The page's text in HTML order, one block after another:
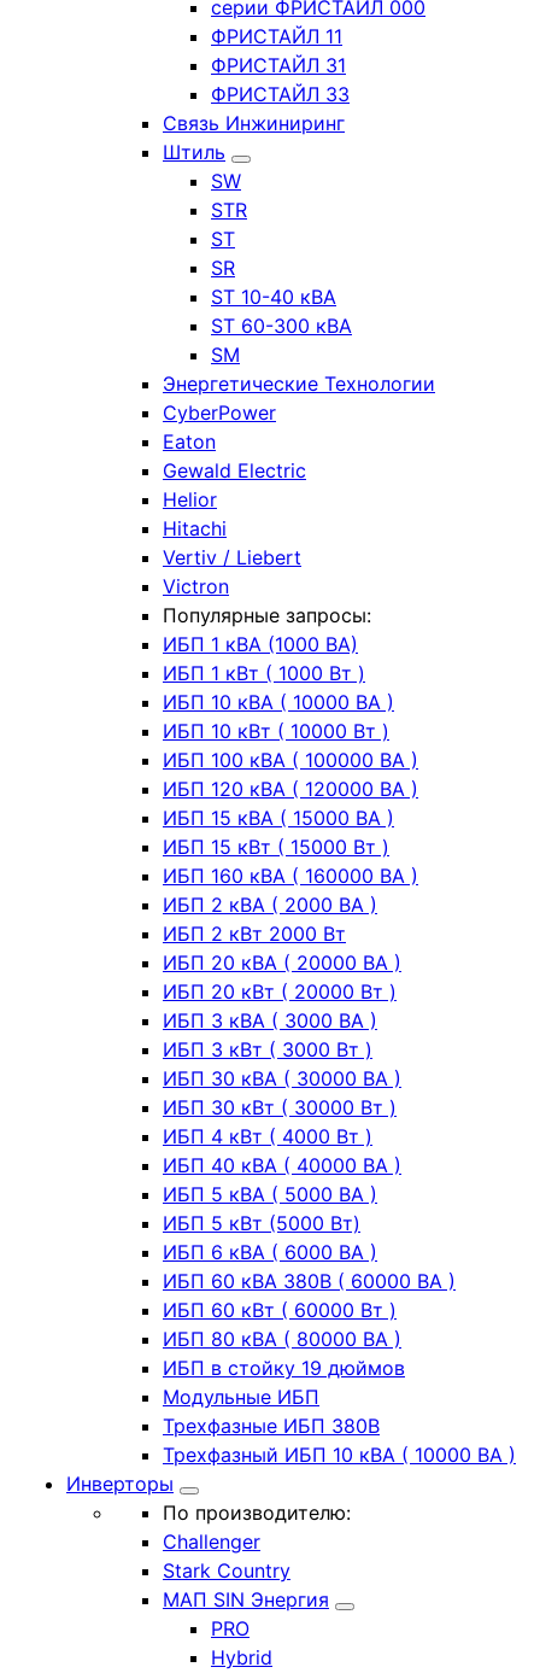
серии ФРИСТАЙЛ 000
ФРИСТАЙЛ 11
ФРИСТАЙЛ 31
ФРИСТАЙЛ 33
Связь Инжиниринг
Штиль
SW
STR
ST
SR
ST 10-40 кВА
ST 60-300 кВА
SM
Энергетические Технологии
CyberPower
Eaton
Gewald Electric
Helior
Hitachi
Vertiv / Liebert
Victron
Популярные запросы:
ИБП 1 кВА (1000 ВА)
ИБП 1 кВт ( 1000 Вт )
ИБП 10 кВА ( 10000 ВА )
ИБП 10 кВт ( 10000 Вт )
ИБП 100 кВА ( 100000 ВА )
ИБП 120 кВА ( 120000 ВА )
ИБП 15 кВА ( 15000 ВА )
ИБП 15 кВт ( 15000 Вт )
ИБП 160 кВА ( 160000 ВА )
ИБП 2 кВА ( 2000 ВА )
ИБП 2 кВт 2000 Вт
ИБП 20 кВА ( 20000 ВА )
ИБП 20 кВт ( 20000 Вт )
ИБП 3 кВА ( 3000 ВА )
ИБП 3 кВт ( 3000 Вт )
ИБП 30 кВА ( 30000 ВА )
ИБП 30 кВт ( 30000 Вт )
ИБП 4 кВт ( 4000 Вт )
ИБП 40 кВА ( 40000 ВА )
ИБП 5 кВА ( 5000 ВА )
ИБП 5 кВт (5000 Вт)
ИБП 6 кВА ( 6000 ВА )
ИБП 60 кВА 380В ( 60000 ВА )
ИБП 60 кВт ( 60000 Вт )
ИБП 80 кВА ( 80000 ВА )
ИБП в стойку 19 дюймов
Модульные ИБП
Трехфазные ИБП 380В
Трехфазный ИБП 10 кВА ( 10000 ВА )
Инверторы
По производителю:
Challenger
Stark Country
МАП SIN Энергия
PRO
Hybrid